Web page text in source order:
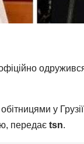
у
передає tsn.